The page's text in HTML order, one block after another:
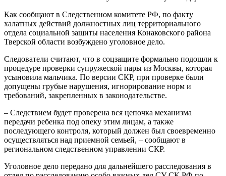
Как сообщают в Следственном комитете РФ, по факту
халатных действий должностных лиц территориального
отдела социальной защиты населения Конаковского района
Тверской области возбуждено уголовное дело.
Следователи считают, что в соцзащите формально подошли к
процедуре проверки супружеской пары из Москвы, которая
усыновила мальчика. По версии СКР, при проверке были
допущены грубые нарушения, игнорирование норм и
требований, закрепленных в законодательстве.
– Следствием будет проверена вся цепочка механизма
передачи ребенка под опеку этим лицам, а также
последующего контроля, который должен был своевременно
осуществляться над приемной семьей, – сообщают в
региональном следственном управлении СКР.
Уголовное дело передано для дальнейшего расследования в